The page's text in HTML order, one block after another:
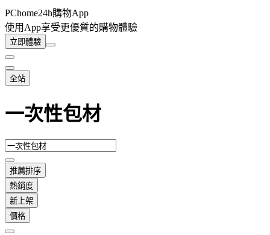
PChome24h購物App
使用App享受更優質的購物體驗
立即體驗
全站
一次性包材
推薦排序
熱銷度
新上架
價格